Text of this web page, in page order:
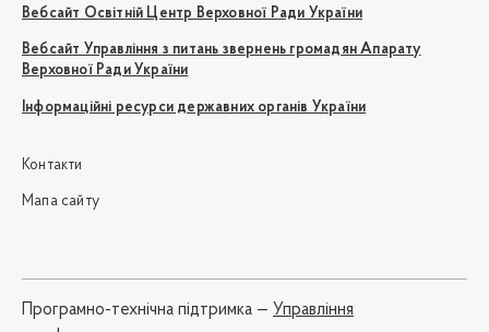
Вебсайт Освітній Центр Верховної Ради України
Вебсайт Управління з питань звернень громадян Апарату
Верховної Ради України
Інформаційні ресурси державних органів України
Контакти
Мапа сайту
Програмно-технічна підтримка — Управління